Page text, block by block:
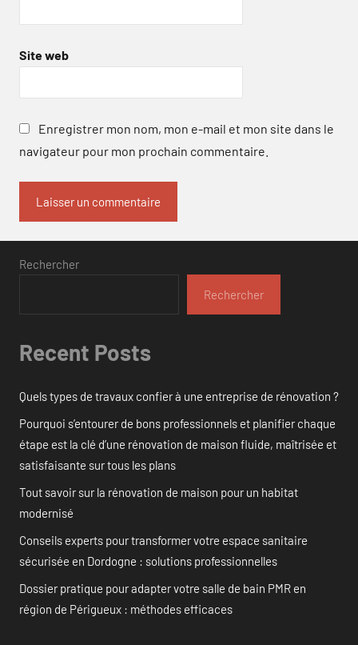
Site web
Enregistrer mon nom, mon e-mail et mon site dans le
navigateur pour mon prochain commentaire.
Rechercher
Rechercher
Recent Posts
Quels types de travaux confier à une entreprise de rénovation ?
Pourquoi s’entourer de bons professionnels et planifier chaque
étape est la clé d’une rénovation de maison fluide, maîtrisée et
satisfaisante sur tous les plans
Tout savoir sur la rénovation de maison pour un habitat
modernisé
Conseils experts pour transformer votre espace sanitaire
sécurisée en Dordogne : solutions professionnelles
Dossier pratique pour adapter votre salle de bain PMR en
région de Périgueux : méthodes efficaces